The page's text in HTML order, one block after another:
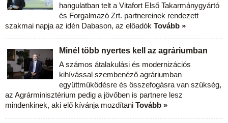
hangulatban telt a Vitafort Első Takarmánygyártó
és Forgalmazó Zrt. partnereinek rendezett
szakmai napja az idén Dabason, az előadók Tovább »
Minél több nyertes kell az agráriumban
A számos átalakulási és modernizációs
kihívással szembenéző agráriumban
együttműködésre és összefogásra van szükség,
az Agrárminisztérium pedig a jövőben is partnere lesz
mindenkinek, aki elő kívánja mozdítani Tovább »